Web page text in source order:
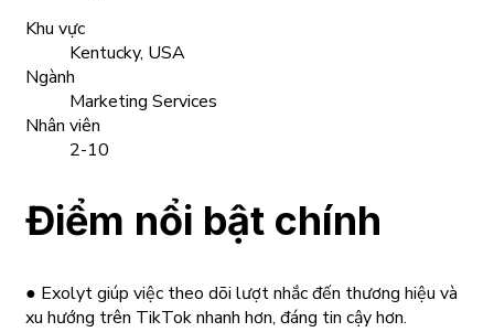
Khu vực
Kentucky, USA
Ngành
Marketing Services
Nhân viên
2-10
Điểm nổi bật chính
● Exolyt giúp việc theo dõi lượt nhắc đến thương hiệu và
xu hướng trên TikTok nhanh hơn, đáng tin cậy hơn.